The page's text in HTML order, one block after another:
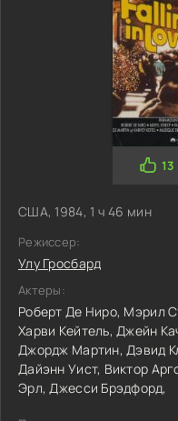
13
США, 1984, 1 ч 46 мин
Режиссер:
Улу Гросбард
Актеры:
Роберт Де Ниро, Мэрил
Харви Кейтель,Джейн
Джордж Мартин,Дэвид
Дайэнн Уист, Виктор
Эрл,Джесси Брэдфорд,